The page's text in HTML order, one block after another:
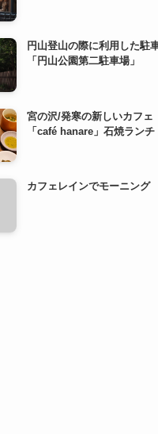
円山登山の際に利用した駐
「円山公園第二駐車場」
宮の沢/発寒の新しいカフェ
「café hanare」石焼ランチ
カフェレインでモーニング